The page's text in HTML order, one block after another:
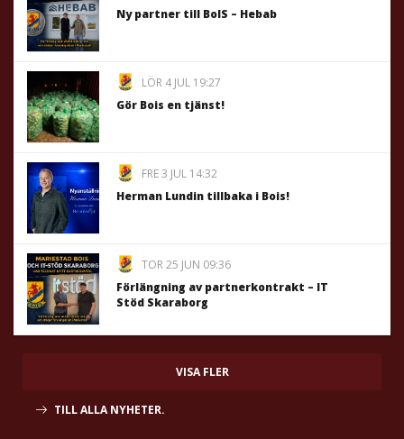
Ny partner till BoIS – Hebab
LÖR 4 JUL 19:27
Gör Bois en tjänst!
FRE 3 JUL 14:32
Herman Lundin tillbaka i Bois!
TOR 25 JUN 09:36
Förlängning av partnerkontrakt – IT
Stöd Skaraborg
VISA FLER
TILL ALLA NYHETER.